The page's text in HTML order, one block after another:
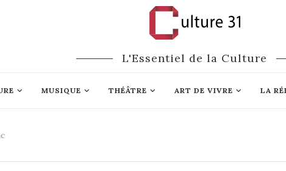
L'Essentiel de la Culture
MUSIQUE THÉÂTRE ART DE VIVRE LA